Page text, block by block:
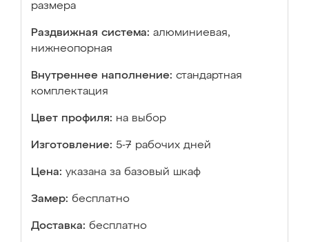
размера
Раздвижная система: алюминиевая,
нижнеопорная
Внутреннее наполнение: стандартная
комплектация
Цвет профиля: на выбор
Изготовление: 5-7 рабочих дней
Цена: указана за базовый шкаф
Замер: бесплатно
Доставка: бесплатно